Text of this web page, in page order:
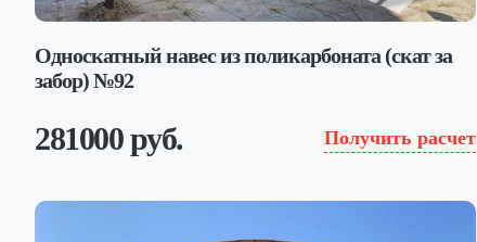
Односкатный навес из поликарбоната (скат за
забор) №92
281000 руб. Получить расчет